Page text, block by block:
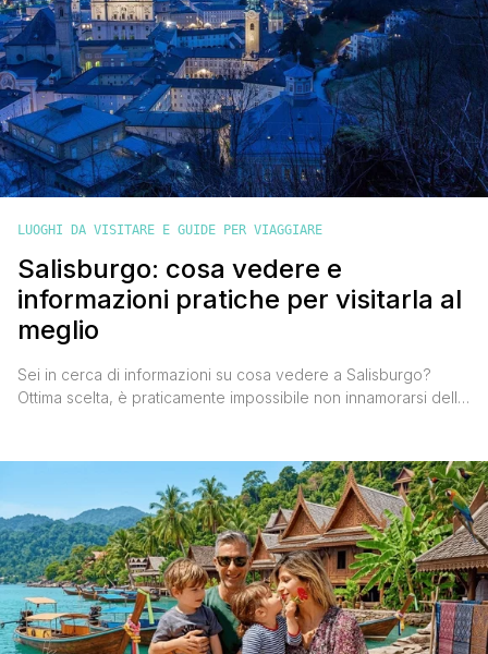
LUOGHI DA VISITARE E GUIDE PER VIAGGIARE
Salisburgo: cosa vedere e
informazioni pratiche per visitarla al
meglio
Sei in cerca di informazioni su cosa vedere a Salisburgo?
Ottima scelta, è praticamente impossibile non innamorarsi della
Amadeus Mozart. A misura d'uomo, relativamente vicina
all'Italia, e con un importante retaggio storico- culturale
capace di attrarre visitatori [']